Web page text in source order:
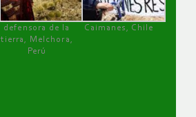
defensora de la
tierra, Melchora,
Perú
Caimanes, Chile